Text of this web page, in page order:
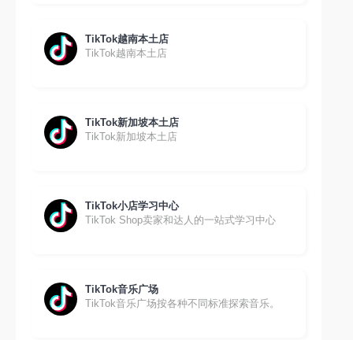
TikTok越南本土店
TikTok越南本土店
TikTok新加坡本土店
TikTok新加坡本土店
TikTok小店学习中心
TikTok Shop卖家和达人的一站式学习中心
TikTok音乐广场
TikTok音乐广场按各种不同标准探索音乐。